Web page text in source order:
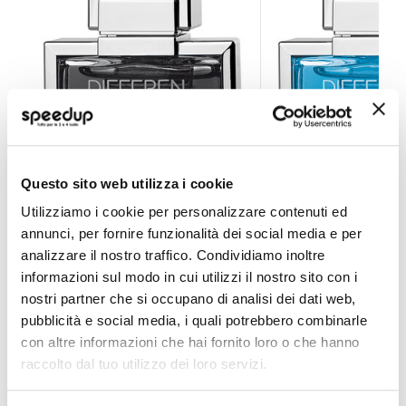
Questo sito web utilizza i cookie
Utilizziamo i cookie per personalizzare contenuti ed
annunci, per fornire funzionalità dei social media e per
analizzare il nostro traffico. Condividiamo inoltre
informazioni sul modo in cui utilizzi il nostro sito con i
nostri partner che si occupano di analisi dei dati web,
pubblicità e social media, i quali potrebbero combinarle
con altre informazioni che hai fornito loro o che hanno
raccolto dal tuo utilizzo dei loro servizi.
Profumi spray Differen - SIMONI RACING
SIMONI RACING
Prezzo
9,90 € -18%
SIMONI RACING
Prezzo
9,90 € -18%